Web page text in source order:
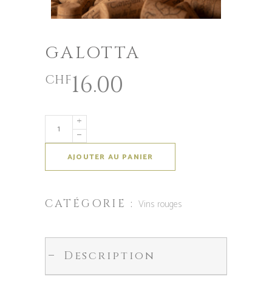
GALOTTA
CHF16.00
AJOUTER AU PANIER
CATÉGORIE :Vins rouges
Description